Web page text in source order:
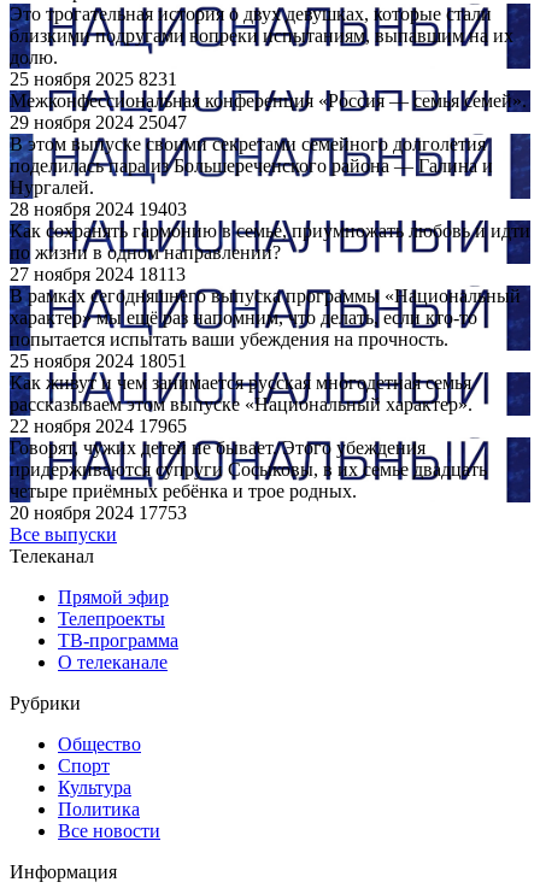
Это трогательная история о двух девушках, которые стали
близкими подругами вопреки испытаниям, выпавшим на их
долю.
25 ноября 2025 8231
Межконфессиональная конференция «Россия — семья семей».
29 ноября 2024 25047
В этом выпуске своими секретами семейного долголетия
поделилась пара из Большереченского района — Галина и
Нургалей.
28 ноября 2024 19403
Как сохранять гармонию в семье, приумножать любовь и идти
по жизни в одном направлении?
27 ноября 2024 18113
В рамках сегодняшнего выпуска программы «Национальный
характер» мы ещё раз напомним, что делать, если кто-то
попытается испытать ваши убеждения на прочность.
25 ноября 2024 18051
Как живут и чем занимается русская многодетная семья
рассказываем этом выпуске «Национальный характер».
22 ноября 2024 17965
Говорят, чужих детей не бывает. Этого убеждения
придерживаются супруги Сосыковы, в их семье двадцать
четыре приёмных ребёнка и трое родных.
20 ноября 2024 17753
Все выпуски
Телеканал
Прямой эфир
Телепроекты
ТВ-программа
О телеканале
Рубрики
Общество
Спорт
Культура
Политика
Все новости
Информация